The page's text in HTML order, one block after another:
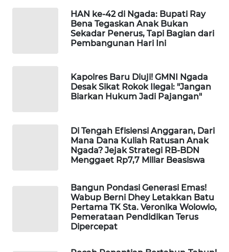
HAN ke-42 di Ngada: Bupati Ray
Bena Tegaskan Anak Bukan
Sekadar Penerus, Tapi Bagian dari
Pembangunan Hari Ini
Kapolres Baru Diuji! GMNI Ngada
Desak Sikat Rokok Ilegal: "Jangan
Biarkan Hukum Jadi Pajangan"
Di Tengah Efisiensi Anggaran, Dari
Mana Dana Kuliah Ratusan Anak
Ngada? Jejak Strategi RB-BDN
Menggaet Rp7,7 Miliar Beasiswa
Bangun Pondasi Generasi Emas!
Wabup Berni Dhey Letakkan Batu
Pertama TK Sta. Veronika Wolowio,
Pemerataan Pendidikan Terus
Dipercepat
WALINKI
ID
PLN
LPKKI